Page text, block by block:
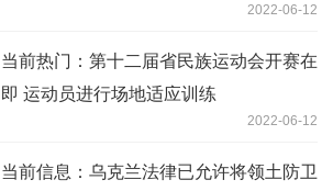
2022-06-12
当前热门：第十二届省民族运动会开赛在
即 运动员进行场地适应训练
2022-06-12
当前信息：乌克兰法律已允许将领土防卫